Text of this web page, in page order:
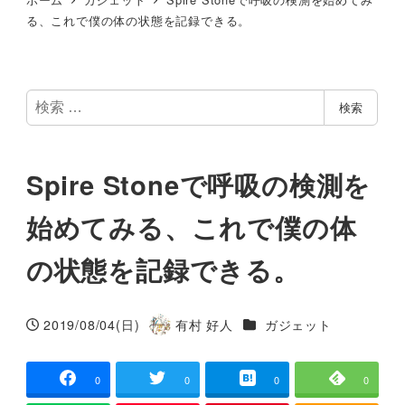
る、これで僕の体の状態を記録できる。
検
索
検索
Spire Stoneで呼吸の検測を
始めてみる、これで僕の体
の状態を記録できる。
投稿日
2019/08/04(日)
著
有村 好人 カテゴリー
ガジェット
0 0 0 0